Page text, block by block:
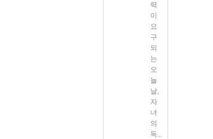
력
이
요
구
되
는
오
늘
날,
자
녀
의
독...